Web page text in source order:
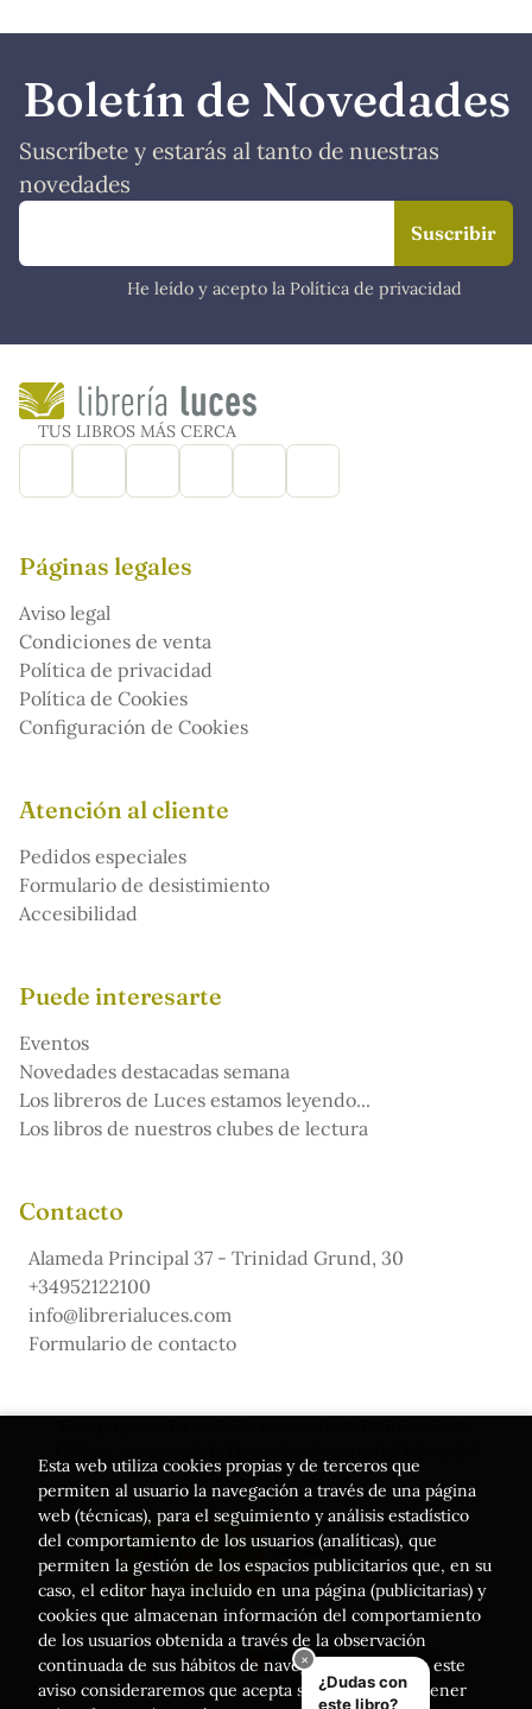
Boletín de Novedades
Suscríbete y estarás al tanto de nuestras
novedades
He leído y acepto la Política de privacidad
TUS LIBROS MÁS CERCA
Páginas legales
Aviso legal
Condiciones de venta
Política de privacidad
Política de Cookies
Configuración de Cookies
Atención al cliente
Pedidos especiales
Formulario de desistimiento
Accesibilidad
Puede interesarte
Eventos
Novedades destacadas semana
Los libreros de Luces estamos leyendo...
Los libros de nuestros clubes de lectura
Contacto
Alameda Principal 37 - Trinidad Grund, 30
+34952122100
info@librerialuces.com
Formulario de contacto
Cómic y de la Lectura
Esta web utiliza cookies propias y de terceros que
permiten al usuario la navegación a través de una página
web (técnicas), para el seguimiento y análisis estadístico
del comportamiento de los usuarios (analíticas), que
permiten la gestión de los espacios publicitarios que, en su
caso, el editor haya incluido en una página (publicitarias) y
cookies que almacenan información del comportamiento
de los usuarios obtenida a través de la observación
continuada de sus hábitos de navegación. Si acepta este
aviso consideraremos que acepta su uso. Puede obtener